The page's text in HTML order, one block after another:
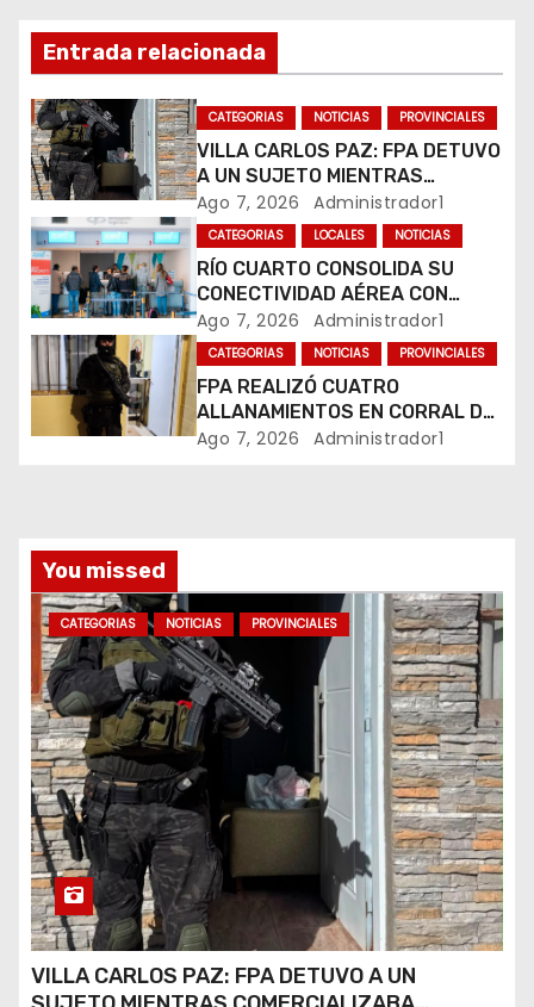
e
e
n
t
r
a
d
a
s
Entrada relacionada
CATEGORIAS NOTICIAS PROVINCIALES
VILLA CARLOS PAZ: FPA DETUVO
A UN SUJETO MIENTRAS
COMERCIALIZABA COCAÍNA Y
MARIHUANA EN UNA PLAZA
Ago 7, 2026 Administrador1
CATEGORIAS LOCALES NOTICIAS
RÍO CUARTO CONSOLIDA SU
CONECTIVIDAD AÉREA CON
CUATRO VUELOS SEMANALES A
BUENOS AIRES
Ago 7, 2026 Administrador1
CATEGORIAS NOTICIAS PROVINCIALES
FPA REALIZÓ CUATRO
ALLANAMIENTOS EN CORRAL DE
BUSTOS-IFFLINGER
Ago 7, 2026 Administrador1
You missed
CATEGORIAS NOTICIAS PROVINCIALES
VILLA CARLOS PAZ: FPA DETUVO A UN